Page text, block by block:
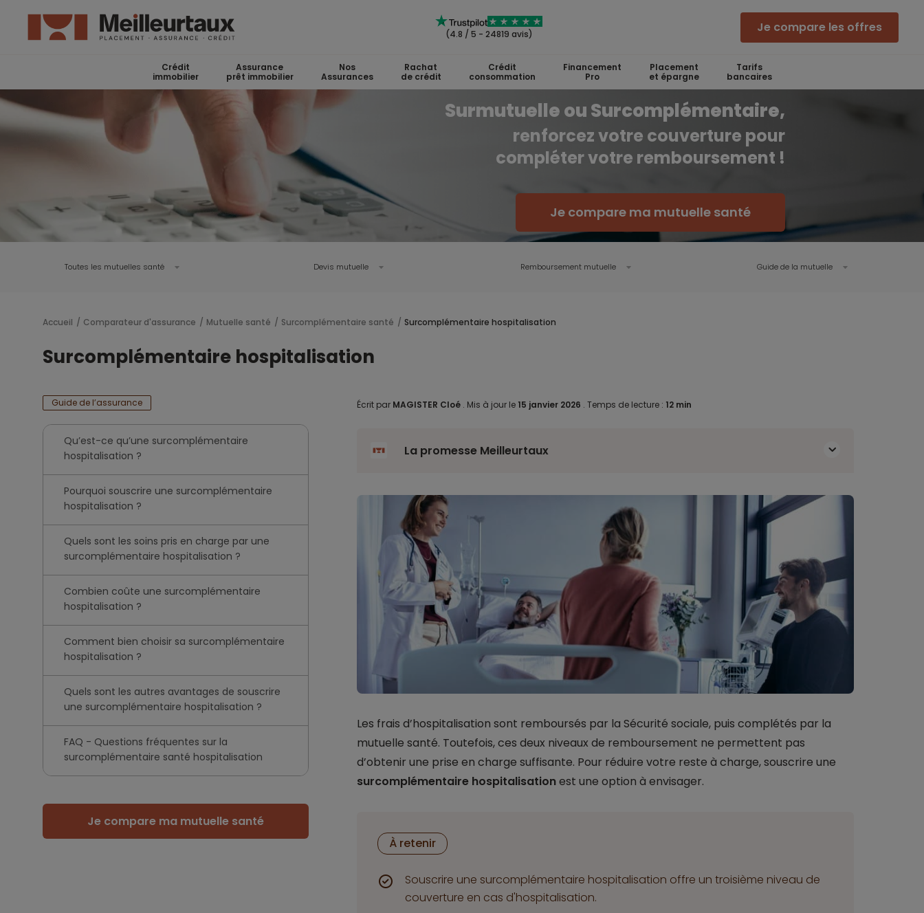
(4.8 / 5 - 24819 avis) Je compare les offres
Crédit
immobilier
Assurance
prêt immobilier
Nos
Assurances
Rachat
de crédit
Crédit
consommation
Financement
Pro
Placement
et épargne
Tarifs
bancaires
Surmutuelle ou Surcomplémentaire,
renforcez votre couverture pour
compléter votre remboursement !
Je compare ma mutuelle santé
Toutes les mutuelles santé Devis mutuelle Remboursement mutuelle Guide de la mutuelle
Accueil Comparateur d'assurance Mutuelle santé Surcomplémentaire santé Surcomplémentaire hospitalisation
Surcomplémentaire hospitalisation
Guide de l’assurance
Qu’est-ce qu’une surcomplémentaire
hospitalisation ?
Pourquoi souscrire une surcomplémentaire
hospitalisation ?
Quels sont les soins pris en charge par une
surcomplémentaire hospitalisation ?
Combien coûte une surcomplémentaire
hospitalisation ?
Comment bien choisir sa surcomplémentaire
hospitalisation ?
Quels sont les autres avantages de souscrire
une surcomplémentaire hospitalisation ?
FAQ - Questions fréquentes sur la
surcomplémentaire santé hospitalisation
Je compare ma mutuelle santé
Écrit par MAGISTER Cloé . Mis à jour le 15 janvier 2026 . Temps de lecture : 12 min
La promesse Meilleurtaux
Les frais d’hospitalisation sont remboursés par la Sécurité sociale, puis complétés par la
mutuelle santé. Toutefois, ces deux niveaux de remboursement ne permettent pas
d’obtenir une prise en charge suffisante. Pour réduire votre reste à charge, souscrire une
surcomplémentaire hospitalisationest une option à envisager.
À retenir
Souscrire une surcomplémentaire hospitalisation offre un troisième niveau de
couverture en cas d'hospitalisation.